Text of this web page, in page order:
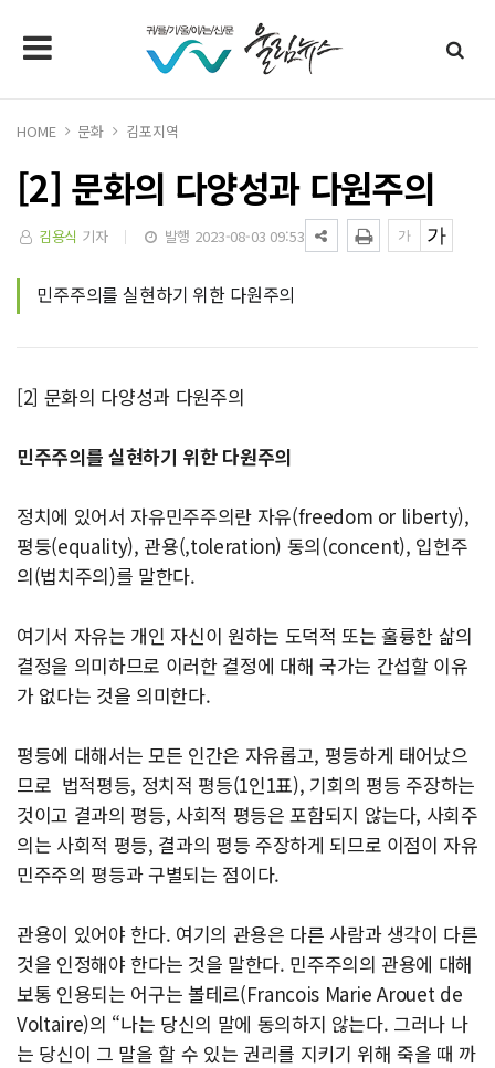
HOME 문화 김포지역
[2] 문화의 다양성과 다원주의
김용식 기자 발행 2023-08-03 09:53
민주주의를 실현하기 위한 다원주의
[2] 문화의 다양성과 다원주의
민주주의를 실현하기 위한 다원주의
정치에 있어서 자유민주주의란 자유(freedom or liberty),
평등(equality), 관용(,toleration) 동의(concent), 입헌주
의(법치주의)를 말한다.
여기서 자유는 개인 자신이 원하는 도덕적 또는 훌륭한 삶의
결정을 의미하므로 이러한 결정에 대해 국가는 간섭할 이유
가 없다는 것을 의미한다.
평등에 대해서는 모든 인간은 자유롭고, 평등하게 태어났으
므로 법적평등, 정치적 평등(1인1표), 기회의 평등 주장하는
것이고 결과의 평등, 사회적 평등은 포함되지 않는다, 사회주
의는 사회적 평등, 결과의 평등 주장하게 되므로 이점이 자유
민주주의 평등과 구별되는 점이다.
관용이 있어야 한다. 여기의 관용은 다른 사람과 생각이 다른
것을 인정해야 한다는 것을 말한다. 민주주의의 관용에 대해
보통 인용되는 어구는 볼테르(Francois Marie Arouet de
Voltaire)의 “나는 당신의 말에 동의하지 않는다. 그러나 나
는 당신이 그 말을 할 수 있는 권리를 지키기 위해 죽을 때 까